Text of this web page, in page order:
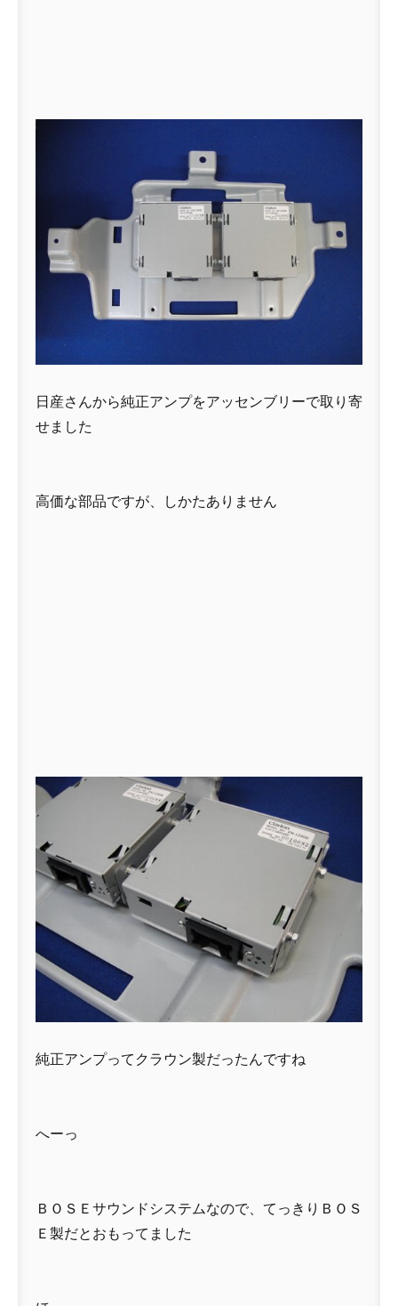
日産さんから純正アンプをアッセンブリーで取り寄
せました
高価な部品ですが、しかたありません
純正アンプってクラウン製だったんですね
へーっ
ＢＯＳＥサウンドシステムなので、てっきりＢＯＳ
Ｅ製だとおもってました